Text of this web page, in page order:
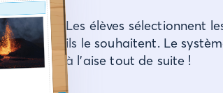
Les élèves sélectionnent
ils le souhaitent. Le
à l’aise tout de suite !